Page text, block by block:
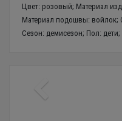
Цвет: розовый; Материал
Материал подошвы: войлок;
Сезон: демисезон; Пол: дети;